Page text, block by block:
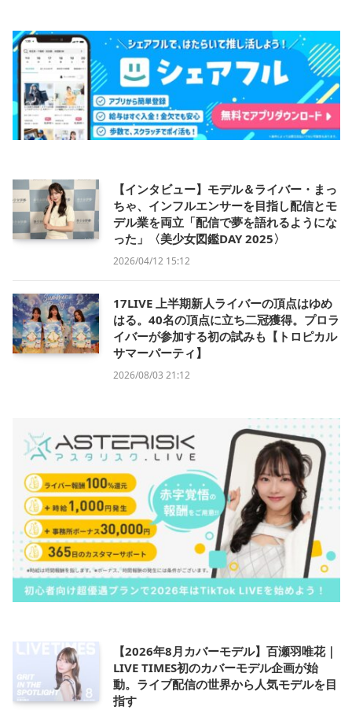
【インタビュー】モデル＆ライバー・まっ
ちゃ、インフルエンサーを目指し配信とモ
デル業を両立「配信で夢を語れるようにな
った」〈美少女図鑑DAY 2025〉
2026/04/12 15:12
17LIVE 上半期新人ライバーの頂点はゆめ
はる。40名の頂点に立ち二冠獲得。プロラ
イバーが参加する初の試みも【トロピカル
サマーパーティ】
2026/08/03 21:12
【2026年8月カバーモデル】百瀬羽唯花｜
LIVE TIMES初のカバーモデル企画が始
動。ライブ配信の世界から人気モデルを目
指す